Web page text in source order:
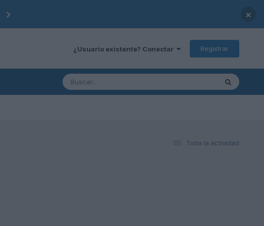
×
¿Usuario existente? Conectar Registrar
Toda la actividad